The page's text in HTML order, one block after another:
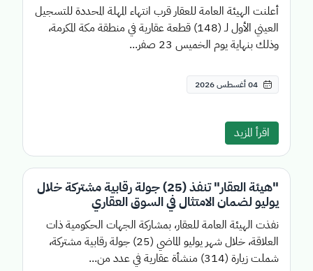
أعلنت الهيئة العامة للعقار قرب انتهاء المهلة المحددة للتسجيل
العيني الأول لـ (148) قطعة عقارية في منطقة مكة المكرمة،
وذلك بنهاية يوم الخميس 23 صفر...
04 أغسطس 2026
اقرأ المزيد
"هيئة العقار" تنفذ (25) جولة رقابية مشتركة خلال
يوليو لضمان الامتثال في السوق العقاري
نفذت الهيئة العامة للعقار، بمشاركة الجهات الحكومية ذات
العلاقة، خلال شهر يوليو الماضي (25) جولة رقابية مشتركة،
شملت زيارة (314) منشأة عقارية في عدد من...